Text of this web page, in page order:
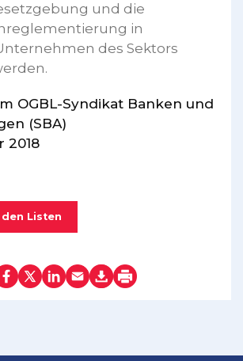
und die
in
des Sektors
OGBL-Syndikat Banken und
(SBA)
2018
Listen